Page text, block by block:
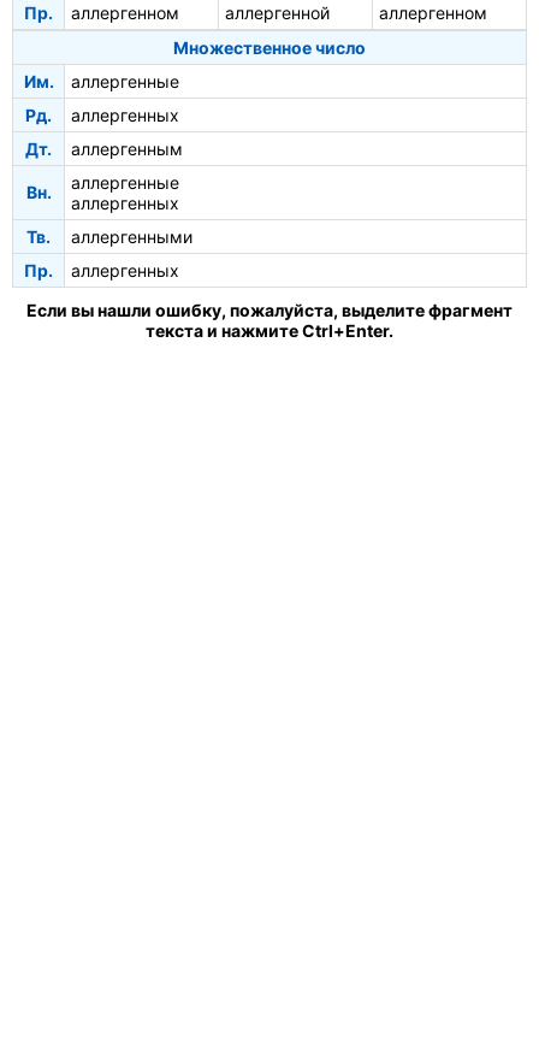
Пр. аллергенном аллергенной
аллергенном
Множественное число
Им.
аллергенные
Рд.
аллергенных
Дт.
аллергенным
Вн.
аллергенные
аллергенных
Тв.
аллергенными
Пр.
аллергенных
Если вы нашли ошибку, пожалуйста, выделите фрагмент
текста и нажмите Ctrl+Enter.